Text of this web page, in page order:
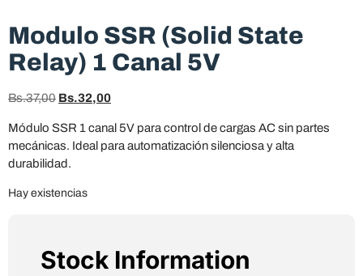
Modulo SSR (Solid State
Relay) 1 Canal 5V
Bs.37,00 Bs.32,00
Módulo SSR 1 canal 5V para control de cargas AC sin partes
mecánicas. Ideal para automatización silenciosa y alta
durabilidad.
Hay existencias
Stock Information